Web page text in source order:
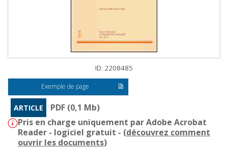
ID: 2208485
Exemple de page
ARTICLE
PDF (0,1 Mb)
Pris en charge uniquement par Adobe Acrobat
Reader - logiciel gratuit - (découvrez comment
ouvrir les documents)